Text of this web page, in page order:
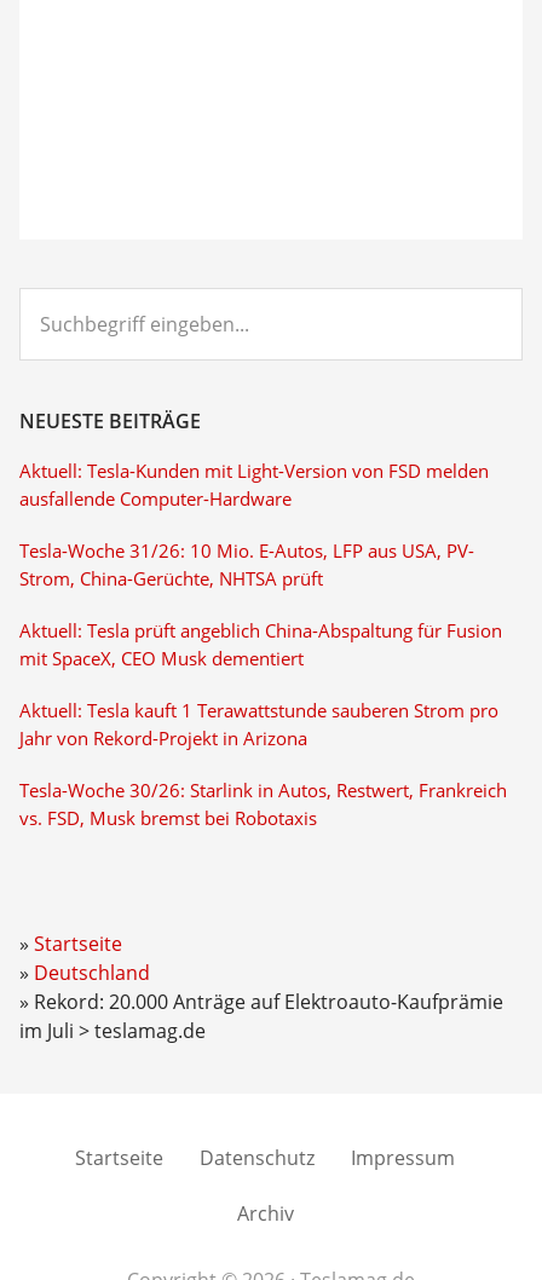
eingeben...
NEUESTE BEITRÄGE
Aktuell: Tesla-Kunden mit Light-Version von FSD melden
ausfallende Computer-Hardware
Tesla-Woche 31/26: 10 Mio. E-Autos, LFP aus USA, PV-
Strom, China-Gerüchte, NHTSA prüft
Aktuell: Tesla prüft angeblich China-Abspaltung für Fusion
mit SpaceX, CEO Musk dementiert
Aktuell: Tesla kauft 1 Terawattstunde sauberen Strom pro
Jahr von Rekord-Projekt in Arizona
Tesla-Woche 30/26: Starlink in Autos, Restwert, Frankreich
vs. FSD, Musk bremst bei Robotaxis
Startseite
Deutschland
Rekord: 20.000 Anträge auf Elektroauto-Kaufprämie
im Juli > teslamag.de
Startseite Datenschutz Impressum
Archiv